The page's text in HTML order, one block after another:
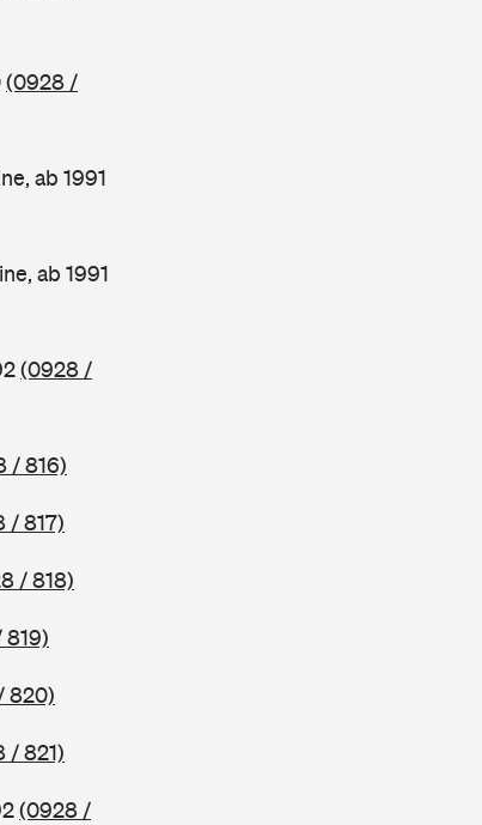
(0928 /
ab 1991
ab 1991
(0928 /
/ 816)
/ 817)
/ 818)
820)
/ 821)
(0928 /